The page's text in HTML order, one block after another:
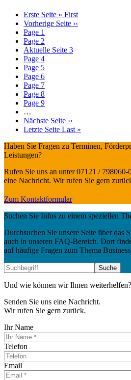
Erste Seite « First
Vorherige Seite ‹‹
Page 1
Page 2
Aktuelle Seite 3
Page 4
Page 5
Page 6
Page 7
Page 8
Page 9
…
Nächste Seite ››
Letzte Seite Last »
Haben Sie Fragen zu Terminen,
Leistungen?
Rufen Sie uns an unter 07121 / 798060-
eine Nachricht. Wir rufen Sie gern
Zum Kontaktformular
Suchen Sie Infos zu einem speziellen
Durchsuchen Sie unsere Seite über das
auch in unseren FAQ-Bereich. Dort
auf häufige Fragen zum Thema
Und wie können wir Ihnen weiterhelfen?
Senden Sie uns eine Nachricht.
Wir rufen Sie gern zurück.
Ihr Name
Telefon
Email